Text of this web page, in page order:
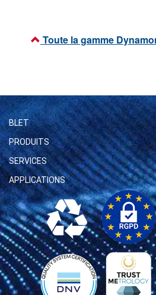
Toute la gamme
BLET
PRODUITS
SERVICES
APPLICATIONS